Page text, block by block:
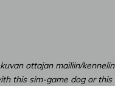
ottajan mailiin/kennelin
this sim-game dog or this